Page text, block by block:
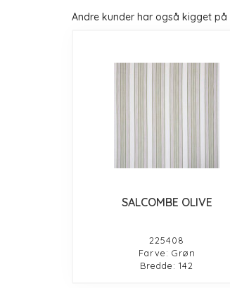
Andre kunder har også kigget på
SALCOMBE OLIVE
225408
Farve: Grøn
Bredde: 142